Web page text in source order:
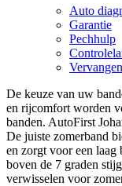
Auto
Garantie
Pechhulp
De keuze van uw
en rijcomfort worden
banden. AutoFirst
De juiste zomerband
en zorgt voor een
boven de 7 graden
verwisselen voor